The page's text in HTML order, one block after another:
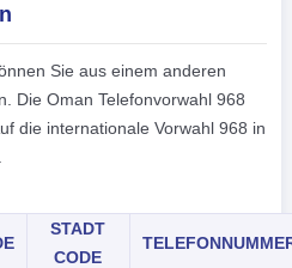
Sie aus einem anderen
Die Oman Telefonvorwahl 968
die internationale Vorwahl 968 in
STADT
CODE